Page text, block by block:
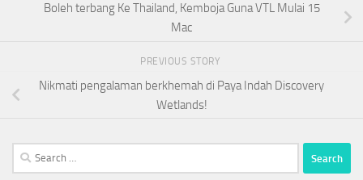
Boleh terbang Ke Thailand, Kemboja Guna VTL Mulai 15
Mac
PREVIOUS STORY
Nikmati pengalaman berkhemah di Paya Indah Discovery
Wetlands!
Search
for: